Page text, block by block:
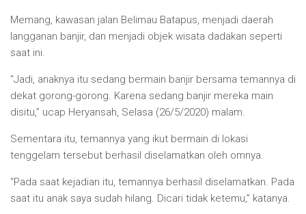
Memang, kawasan jalan Belimau Batapus, menjadi daerah
langganan banjir, dan menjadi objek wisata dadakan seperti
saat ini.
“Jadi, anaknya itu sedang bermain banjir bersama temannya di
dekat gorong-gorong. Karena sedang banjir mereka main
disitu,” ucap Heryansah, Selasa (26/5/2020) malam.
Sementara itu, temannya yang ikut bermain di lokasi
tenggelam tersebut berhasil diselamatkan oleh omnya.
“Pada saat kejadian itu, temannya berhasil diselamatkan. Pada
saat itu anak saya sudah hilang. Dicari tidak ketemu,” katanya.